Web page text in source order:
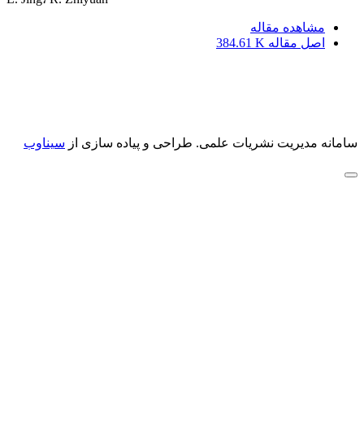
مشاهده مقاله
اصل مقاله 384.61 K
سامانه مدیریت نشریات علمی. طراحی و پیاده سازی از سیناوب